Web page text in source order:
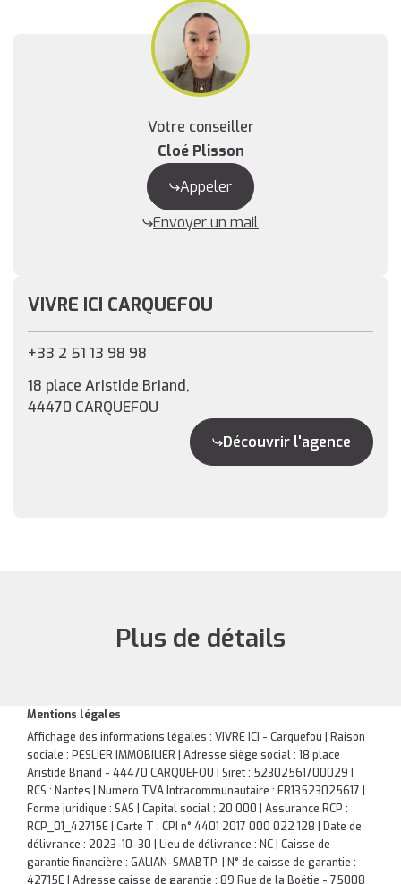
Votre conseiller
Cloé Plisson
Appeler
Envoyer un mail
VIVRE ICI CARQUEFOU
+33 2 51 13 98 98
18 place Aristide Briand,
44470 CARQUEFOU
Découvrir l'agence
Plus de détails
Mentions légales
Affichage des informations légales : VIVRE ICI - Carquefou | Raison
sociale : PESLIER IMMOBILIER | Adresse siège social : 18 place
Aristide Briand - 44470 CARQUEFOU | Siret : 52302561700029 |
RCS : Nantes | Numero TVA Intracommunautaire : FR13523025617 |
Forme juridique : SAS | Capital social : 20 000 | Assurance RCP :
RCP_01_42715E | Carte T : CPI n° 4401 2017 000 022 128 | Date de
délivrance : 2023-10-30 | Lieu de délivrance : NC | Caisse de
garantie financière : GALIAN-SMABTP. | N° de caisse de garantie :
42715E | Adresse caisse de garantie : 89 Rue de la Boëtie - 75008